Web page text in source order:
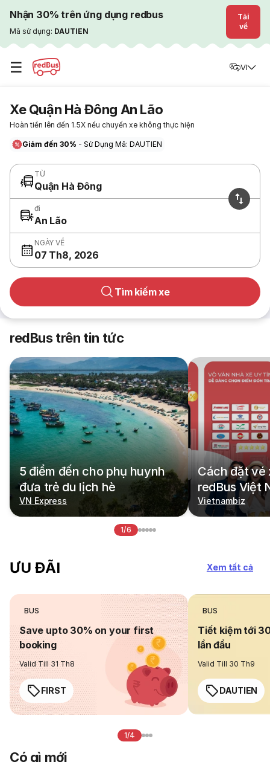
Nhận 30% trên ứng dụng redbus
Mã sử dụng: DAUTIEN
Tải
về
☰ VI
Xe Quận Hà Đông An Lão
Hoàn tiền lên đến 1.5X nếu chuyến xe không thực hiện
Giảm đến 30% - Sử Dụng Mã: DAUTIEN
TỪ
Quận Hà Đông
đi
An Lão
NGÀY VỀ
07 Th8, 2026
Tìm kiếm xe
redBus trên tin tức
5 điểm đến cho phụ huynh
đưa trẻ du lịch hè
VN Express
Cách đặt vé
redBus Việt
Vietnambiz
1/6
ƯU ĐÃI Xem tất cả
BUS
Save upto 30% on your first
booking
Valid Till 31 Th8
FIRST
BUS
Tiết kiệm tới
lần đầu
Valid Till 30 Th9
DAUTIEN
1/4
Có gì mới